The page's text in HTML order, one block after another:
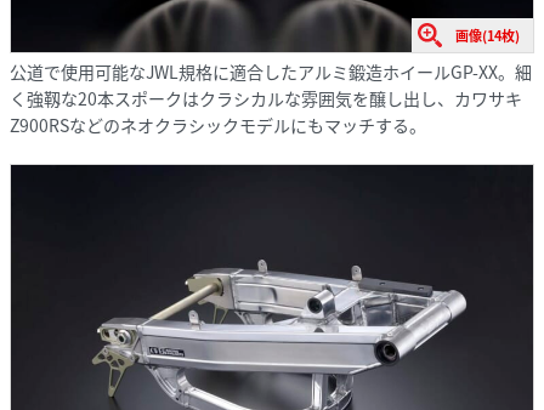
画像(14枚)
公道で使用可能なJWL規格に適合したアルミ鍛造ホイールGP-XX。細
く強靱な20本スポークはクラシカルな雰囲気を醸し出し、カワサキ
Z900RSなどのネオクラシックモデルにもマッチする。